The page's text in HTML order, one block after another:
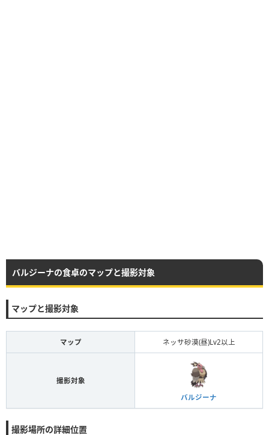
バルジーナの食卓のマップと撮影対象
マップと撮影対象
マップ ネッサ砂漠(昼)Lv2以上
撮影対象
バルジーナ
撮影場所の詳細位置